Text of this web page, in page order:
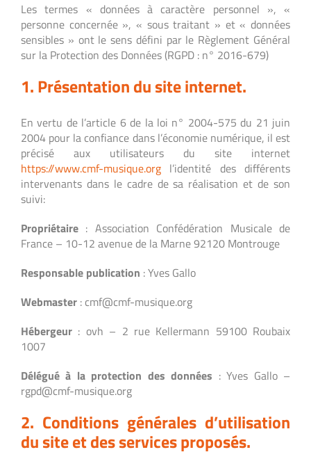
Les termes « données à caractère personnel », «
personne concernée », « sous traitant » et « données
sensibles » ont le sens défini par le Règlement Général
sur la Protection des Données (RGPD : n° 2016-679)
1. Présentation du site internet.
En vertu de l’article 6 de la loi n° 2004-575 du 21 juin
2004 pour la confiance dans l’économie numérique, il est
précisé aux utilisateurs du site internet
https://www.cmf-musique.org l’identité des différents
intervenants dans le cadre de sa réalisation et de son
suivi:
Propriétaire : Association Confédération Musicale de
France – 10-12 avenue de la Marne 92120 Montrouge
Responsable publication : Yves Gallo
Webmaster : cmf@cmf-musique.org
Hébergeur : ovh – 2 rue Kellermann 59100 Roubaix
1007
Délégué à la protection des données : Yves Gallo –
rgpd@cmf-musique.org
2. Conditions générales d’utilisation
du site et des services proposés.